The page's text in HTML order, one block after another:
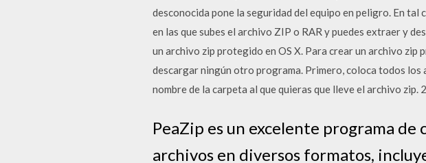
desconocida pone la seguridad del equipo en peligro. En tal
en las que subes el archivo ZIP o RAR y puedes extraer y
un archivo zip protegido en OS X. Para crear un archivo zip
descargar ningún otro programa. Primero, coloca todos los
nombre de la carpeta al que quieras que lleve el archivo
PeaZip es un excelente programa
archivos en diversos formatos,